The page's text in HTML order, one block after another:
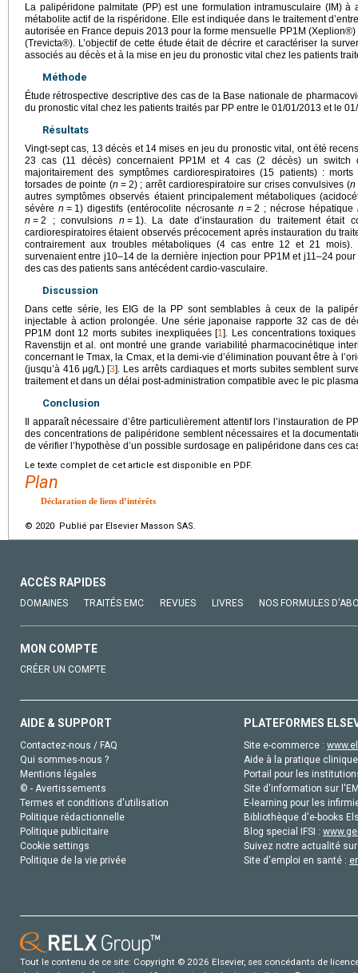
La palipéridone palmitate (PP) est une formulation intramusculaire (IM)
métabolite actif de la rispéridone. Elle est indiquée dans le traitement
autorisée en France depuis 2013 pour la forme mensuelle PP1M
(Trevicta®). L’objectif de cette étude était de décrire et caractériser la
associés au décès et à la mise en jeu du pronostic vital chez les patients
Méthode
Étude rétrospective descriptive des cas de la Base nationale de
du pronostic vital chez les patients traités par PP entre le 01/01/2013 et le
Résultats
Vingt-sept cas, 13 décès et 14 mises en jeu du pronostic vital, ont été
23 cas (11 décès) concernaient PP1M et 4 cas (2 décès) un switch
majoritairement des symptômes cardiorespiratoires (15 patients) :
torsades de pointe (n = 2) ; arrêt cardiorespiratoire sur crises convulsives (n
autres symptômes observés étaient principalement métaboliques
sévère n = 1) digestifs (entérocolite nécrosante n = 2 ; nécrose hépatique
n = 2 ; convulsions n = 1). La date d’instauration du traitement était
cardiorespiratoires étaient observés précocement après instauration du
contrairement aux troubles métaboliques (4 cas entre 12 et 21
survenaient entre j10–14 de la dernière injection pour PP1M et j11–24
des cas des patients sans antécédent cardio-vasculaire.
Discussion
Dans cette série, les EIG de la PP sont semblables à ceux de la
injectable à action prolongée. Une série japonaise rapporte 32 cas de
PP1M dont 12 morts subites inexpliquées [1]. Les concentrations
Ravenstijn et al. ont montré une grande variabilité pharmacocinétique
concernant le Tmax, la Cmax, et la demi-vie d’élimination pouvant être à
(jusqu’à 416 μg/L) [3]. Les arrêts cardiaques et morts subites semblent
traitement et dans un délai post-administration compatible avec le pic
Conclusion
Il apparaît nécessaire d’être particulièrement attentif lors l’instauration de
des concentrations de palipéridone semblent nécessaires et la
de vérifier l’hypothèse d’un possible surdosage en palipéridone dans ces
Le texte complet de cet article est disponible en PDF.
Plan
Déclaration de liens d’intérêts
© 2020 Publié par Elsevier Masson SAS.
ACCÈS RAPIDES
DOMAINES TRAITÉS EMC REVUES LIVRES NOS FORMULES
MON COMPTE
CRÉER UN COMPTE
AIDE & SUPPORT
Contactez-nous / FAQ
Qui sommes-nous ?
Mentions légales
© - Avertissements
Termes et conditions d'utilisation
Politique rédactionnelle
Politique publicitaire
Cookie settings
Politique de la vie privée
PLATEFORMES
Site e-commerce :
Aide à la pratique
Portail pour les
Site d'information sur
E-learning pour les
Bibliothèque d'e-books
Blog special IFSI :
Suivez notre actualité
Site d'emploi en santé :
Tout le contenu de ce site: Copyright © 2026 Elsevier, ses concédants de